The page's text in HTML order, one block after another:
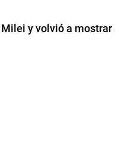
y volvió a mostrar